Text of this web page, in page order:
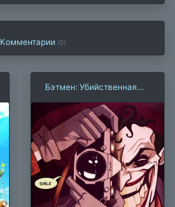
Комментарии (0)
Бэтмен: Убийственная